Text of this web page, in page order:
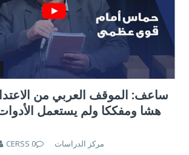
ساعف: الموقف العربي من
هشا ومفككا ولم يستعمل
CERSS مركز الدراسات 0